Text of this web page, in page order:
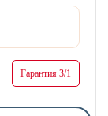
Гарантия 3/1